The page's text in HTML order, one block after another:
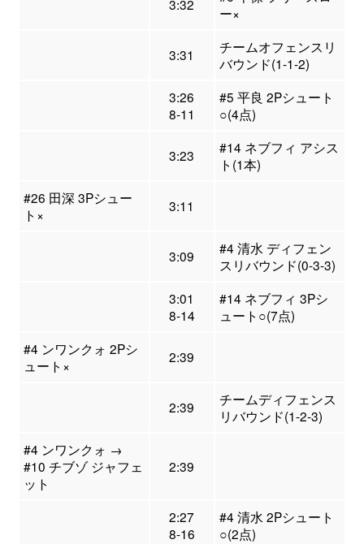
3:32
ー×
3:31
チームオフェンスリ
バウンド(1-1-2)
3:26
8-11
#5 平良 2Pシュート
○(4点)
3:23
#14 ネブフィ アシス
ト(1本)
#26 田深 3Pシュー
ト×
3:11
3:09
#4 清水 ディフェン
スリバウンド(0-3-3)
3:01
8-14
#14 ネブフィ 3Pシ
ュート○(7点)
#4 ンワンクォ 2Pシ
ュート×
2:39
2:39
チームディフェンス
リバウンド(1-2-3)
#4 ンワンクォ →
#10 チブゾ ジャフェ
ット
2:39
2:27
8-16
#4 清水 2Pシュート
○(2点)